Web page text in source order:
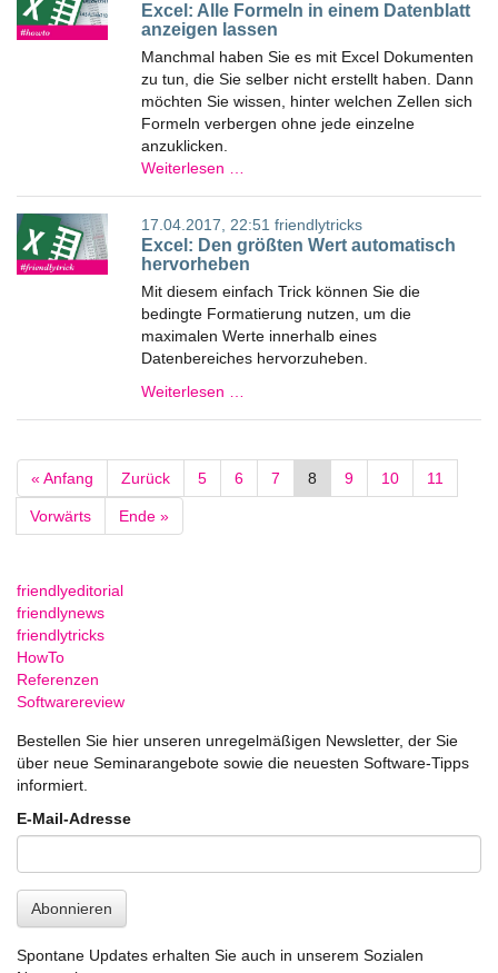
Excel: Alle Formeln in einem Datenblatt
anzeigen lassen
Manchmal haben Sie es mit Excel Dokumenten
zu tun, die Sie selber nicht erstellt haben. Dann
möchten Sie wissen, hinter welchen Zellen sich
Formeln verbergen ohne jede einzelne
anzuklicken.
Weiterlesen …
17.04.2017, 22:51 friendlytricks
Excel: Den größten Wert automatisch
hervorheben
Mit diesem einfach Trick können Sie die
bedingte Formatierung nutzen, um die
maximalen Werte innerhalb eines
Datenbereiches hervorzuheben.
Weiterlesen …
« Anfang Zurück 5 6 7 8 9 10 11
Vorwärts Ende »
friendlyeditorial
friendlynews
friendlytricks
HowTo
Referenzen
Softwarereview
Bestellen Sie hier unseren unregelmäßigen Newsletter, der Sie
über neue Seminarangebote sowie die neuesten Software-Tipps
informiert.
E-Mail-Adresse
Abonnieren
Spontane Updates erhalten Sie auch in unserem Sozialen